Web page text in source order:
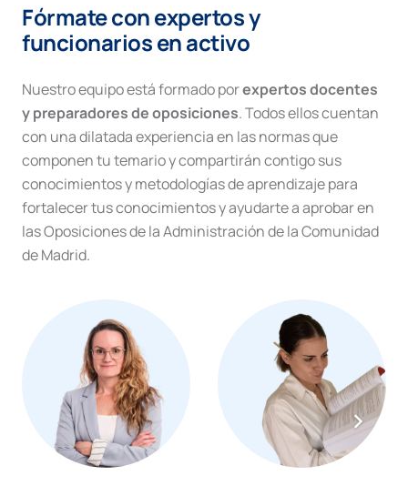
Fórmate con expertos y
funcionarios en activo
Nuestro equipo está formado porexpertos docentes
y preparadores de oposiciones. Todos ellos cuentan
con una dilatada experiencia en las normas que
componen tu temario y compartirán contigo sus
conocimientos y metodologías de aprendizaje para
fortalecer tus conocimientos y ayudarte a aprobar en
las Oposiciones de la Administración de la Comunidad
de Madrid.